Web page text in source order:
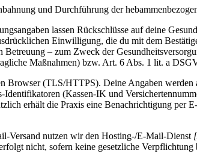
und Durchführung der
lassen Rückschlüsse auf deine
Einwilligung, die du mit dem
– zum Zweck der
Maßnahmen) bzw. Art. 6 Abs. 1 lit. a
Browser (TLS/HTTPS). Deine Angaben
(Kassen-IK und
erhält die Praxis eine Benachrichtigung per
Versand nutzen wir den Hosting-/E-Mail-Dienst
nicht, sofern keine gesetzliche Verpflichtung